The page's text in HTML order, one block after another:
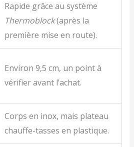
Rapide grâce au système
Thermoblock(après la
première mise en route).
Environ 9,5 cm, un point à
vérifier avant l’achat.
Corps en inox, mais plateau
chauffe-tasses en plastique.